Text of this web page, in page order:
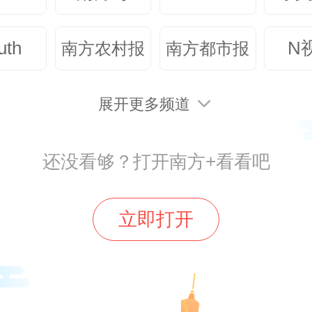
，做人格高尚的示范者；六要
言行一致的践行者。他勉励大家
本领，当好学生成长的引路人。
青年教师代表畅所欲言，围绕提
学吸引力、促进教师专业发展、
等方面提出了多项具体建议。
座谈会内容务实、讨论热烈，系
南方农村报 南方都市报 N
展开更多频道
还没看够？打开南方+看看吧
立即打开